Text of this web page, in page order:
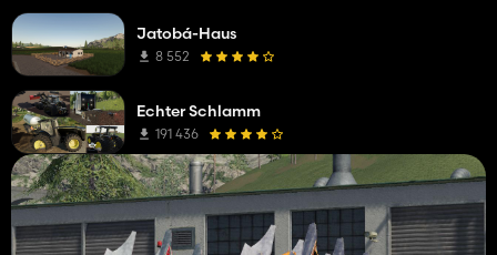
Jatobá-Haus
8 552
Echter Schlamm
191 436